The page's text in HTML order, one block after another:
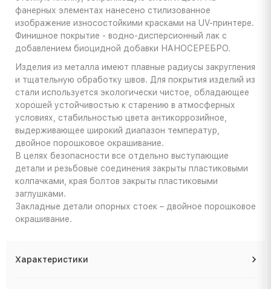
фанерных элементах нанесено стилизованное
изображение износостойкими красками на UV-принтере.
Финишное покрытие - водно-дисперсионный лак с
добавлением биоцидной добавки НАНОСЕРЕБРО.
Изделия из металла имеют плавные радиусы закругления
и тщательную обработку швов. Для покрытия изделий из
стали используется экологически чистое, обладающее
хорошей устойчивостью к старению в атмосферных
условиях, стабильностью цвета антикоррозийное,
выдерживающее широкий диапазон температур,
двойное порошковое окрашивание.
В целях безопасности все отдельно выступающие
детали и резьбовые соединения закрыты пластиковыми
колпачками, края болтов закрыты пластиковыми
заглушками.
Закладные детали опорных стоек – двойное порошковое
окрашивание.
Характеристики